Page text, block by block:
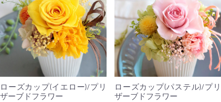
ローズカップ(イエロー)/プリ
ザーブドフラワー
ローズカップ(パステル)/プリ
ザーブドフラワー